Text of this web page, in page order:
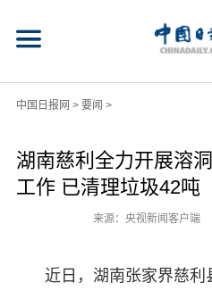
中国日报网 > 要闻 >
湖南慈利全力开展溶
工作 已清理垃圾42吨
来源：央视新闻客户端
近日，湖南张家界慈